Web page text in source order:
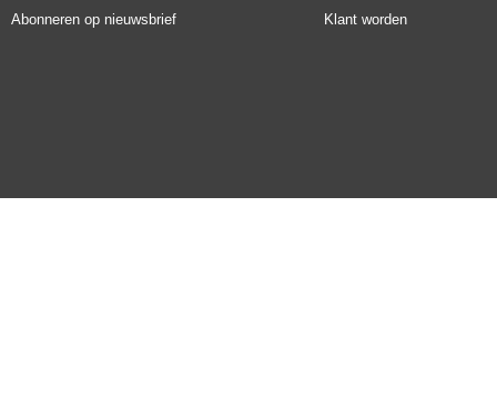
Abonneren op nieuwsbrief Klant worden